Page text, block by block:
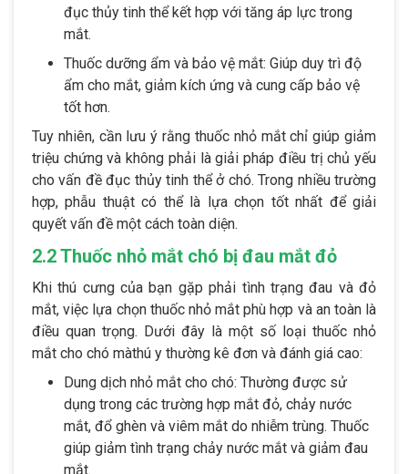
đục thủy tinh thể kết hợp với tăng áp lực trong
mắt.
Thuốc dưỡng ẩm và bảo vệ mắt: Giúp duy trì độ
ẩm cho mắt, giảm kích ứng và cung cấp bảo vệ
tốt hơn.
Tuy nhiên, cần lưu ý rằng thuốc nhỏ mắt chỉ giúp giảm
triệu chứng và không phải là giải pháp điều trị chủ yếu
cho vấn đề đục thủy tinh thể ở chó. Trong nhiều trường
hợp, phẫu thuật có thể là lựa chọn tốt nhất để giải
quyết vấn đề một cách toàn diện.
2.2 Thuốc nhỏ mắt chó bị đau mắt đỏ
Khi thú cưng của bạn gặp phải tình trạng đau và đỏ
mắt, việc lựa chọn thuốc nhỏ mắt phù hợp và an toàn là
điều quan trọng. Dưới đây là một số loại thuốc nhỏ
mắt cho chó màthú y thường kê đơn và đánh giá cao:
Dung dịch nhỏ mắt cho chó: Thường được sử
dụng trong các trường hợp mắt đỏ, chảy nước
mắt, đổ ghèn và viêm mắt do nhiễm trùng. Thuốc
giúp giảm tình trạng chảy nước mắt và giảm đau
mắt.